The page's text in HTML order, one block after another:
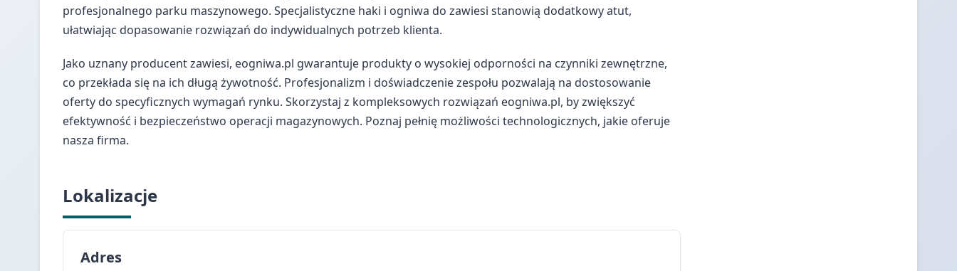
profesjonalnego parku maszynowego. Specjalistyczne haki i ogniwa do zawiesi stanowią dodatkowy atut,
ułatwiając dopasowanie rozwiązań do indywidualnych potrzeb klienta.
Jako uznany producent zawiesi, eogniwa.pl gwarantuje produkty o wysokiej odporności na czynniki zewnętrzne,
co przekłada się na ich długą żywotność. Profesjonalizm i doświadczenie zespołu pozwalają na dostosowanie
oferty do specyficznych wymagań rynku. Skorzystaj z kompleksowych rozwiązań eogniwa.pl, by zwiększyć
efektywność i bezpieczeństwo operacji magazynowych. Poznaj pełnię możliwości technologicznych, jakie oferuje
nasza firma.
Lokalizacje
Adres